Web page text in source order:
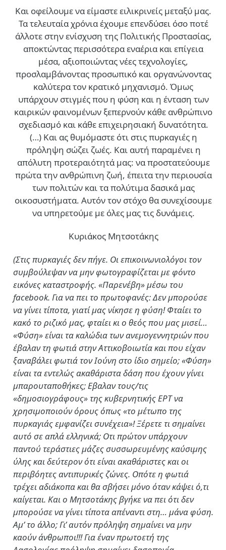
Και οφείλουμε να είμαστε ειλικρινείς μεταξύ μας.
Τα τελευταία χρόνια έχουμε επενδύσει όσο ποτέ
άλλοτε στην ενίσχυση της Πολιτικής Προστασίας,
αποκτώντας περισσότερα εναέρια και επίγεια
μέσα, αξιοποιώντας νέες τεχνολογίες,
προσλαμβάνοντας προσωπικό και οργανώνοντας
καλύτερα τον κρατικό μηχανισμό. Όμως
υπάρχουν στιγμές που η φύση και η ένταση των
καιρικών φαινομένων ξεπερνούν κάθε ανθρώπινο
σχεδιασμό και κάθε επιχειρησιακή δυνατότητα.
(…) Και ας θυμόμαστε ότι στις πυρκαγιές η
πρόληψη σώζει ζωές. Και αυτή παραμένει η
απόλυτη προτεραιότητά μας: να προστατεύουμε
πρώτα την ανθρώπινη ζωή, έπειτα την περιουσία
των πολιτών και τα πολύτιμα δασικά μας
οικοσυστήματα. Αυτόν τον στόχο θα συνεχίσουμε
να υπηρετούμε με όλες μας τις δυνάμεις.
Κυριάκος Μητσοτάκης
(Στις πυρκαγιές δεν πήγε. Οι επικοινωνιολόγοι τον
συμβούλεψαν να μην φωτογραφίζεται με φόντο
εικόνες καταστροφής. «Παρενέβη» μέσω του
facebook. Για να πει το πρωτοφανές: Δεν μπορούσε
να γίνει τίποτα, γιατί μας νίκησε η φύση! Φταίει το
κακό το ριζικό μας, φταίει κι ο θεός που μας μισεί…
«Φύση» είναι τα καλώδια των ανεμογεννητριών που
έβαλαν τη φωτιά στην Αττικοβοιωτία και που είχαν
ξαναβάλει φωτιά τον Ιούνη στο ίδιο σημείο; «Φύση»
είναι τα εντελώς ακαθάριστα δάση που έχουν γίνει
μπαρουταποθήκες; Εβαλαν τους/τις
«δημοσιογράφους» της κυβερνητικής ΕΡΤ να
χρησιμοποιούν όρους όπως «το μέτωπο της
πυρκαγιάς εμφανίζει συνέχεια»! Ξέρετε τι σημαίνει
αυτό σε απλά ελληνικά; Οτι πρώτον υπάρχουν
παντού τεράστιες μάζες συσσωρευμένης καύσιμης
ύλης και δεύτερον ότι είναι ακαθάριστες και οι
περιβόητες αντιπυρικές ζώνες. Οπότε η φωτιά
τρέχει αδιάκοπα και θα σβήσει μόνο όταν κάψει ό,τι
καίγεται. Και ο Μητσοτάκης βγήκε να πει ότι δεν
μπορούσε να γίνει τίποτα απέναντι στη… μάνα φύση.
Αμ’ το άλλο; Γι’ αυτόν πρόληψη σημαίνει να μην
καούν άνθρωποι!!! Για έναν πρωτοετή της